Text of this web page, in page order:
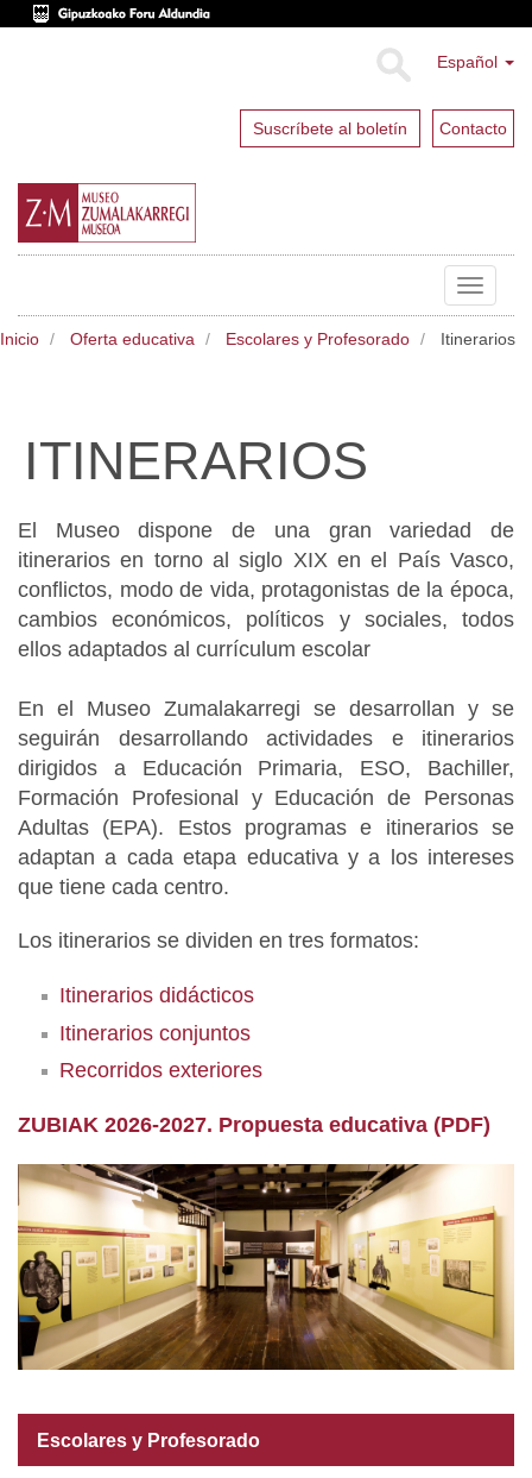
Español
Suscríbete al boletín Contacto
Toggle
Inicio Oferta educativa Escolares y Profesorado Itinerarios
ITINERARIOS
El Museo dispone de una gran variedad de
itinerarios en torno al siglo XIX en el País Vasco,
conflictos, modo de vida, protagonistas de la época,
cambios económicos, políticos y sociales, todos
ellos adaptados al currículum escolar
En el Museo Zumalakarregi se desarrollan y se
seguirán desarrollando actividades e itinerarios
dirigidos a Educación Primaria, ESO, Bachiller,
Formación Profesional y Educación de Personas
Adultas (EPA). Estos programas e itinerarios se
adaptan a cada etapa educativa y a los intereses
que tiene cada centro.
Los itinerarios se dividen en tres formatos:
Itinerarios didácticos
Itinerarios conjuntos
Recorridos exteriores
ZUBIAK 2026-2027. Propuesta educativa (PDF)
Escolares y Profesorado